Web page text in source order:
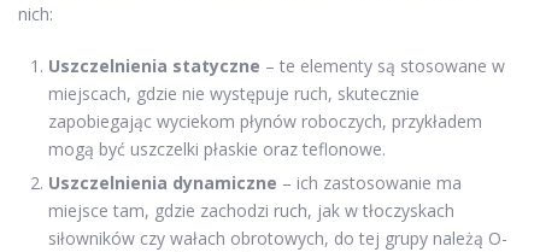
nich:
Uszczelnienia statyczne – te elementy są stosowane w
miejscach, gdzie nie występuje ruch, skutecznie
zapobiegając wyciekom płynów roboczych, przykładem
mogą być uszczelki płaskie oraz teflonowe.
Uszczelnienia dynamiczne – ich zastosowanie ma
miejsce tam, gdzie zachodzi ruch, jak w tłoczyskach
siłowników czy wałach obrotowych, do tej grupy należą O-